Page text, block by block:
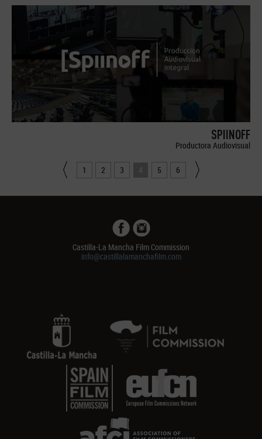
SPIINOFF
Productora Audiovisual
1 2 3 4 5 6
Castilla-La Mancha Film Commission
info@castillalamanchafilm.com